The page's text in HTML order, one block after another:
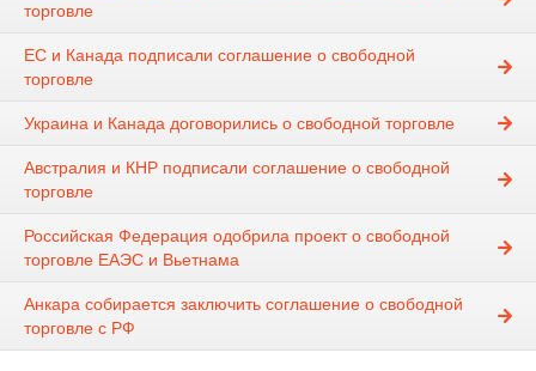
торговле
ЕС и Канада подписали соглашение о свободной
торговле
Украина и Канада договорились о свободной торговле
Австралия и КНР подписали соглашение о свободной
торговле
Российская Федерация одобрила проект о свободной
торговле ЕАЭС и Вьетнама
Анкара собирается заключить соглашение о свободной
торговле с РФ